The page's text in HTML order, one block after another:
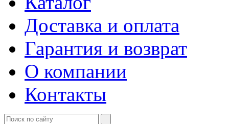
Доставка и оплата
Гарантия и возврат
О компании
Контакты